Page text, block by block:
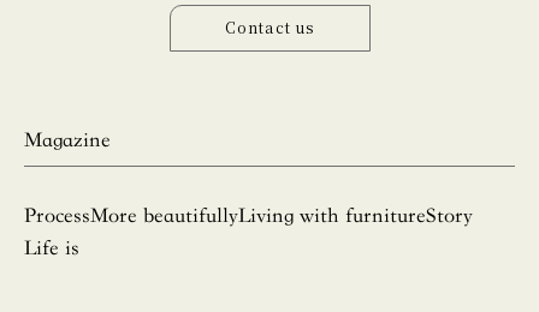
Contact us
Magazine
ProcessMore beautifullyLiving with furnitureStory
Life is